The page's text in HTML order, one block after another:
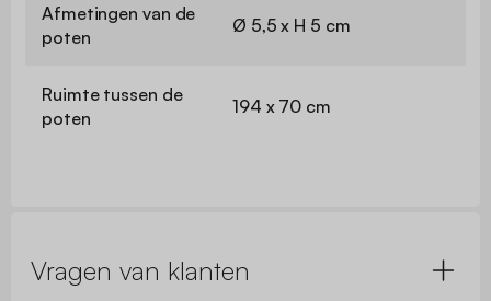
Afmetingen van de
poten
Ø 5,5 x H 5 cm
Ruimte tussen de
poten
194 x 70 cm
Vragen van klanten